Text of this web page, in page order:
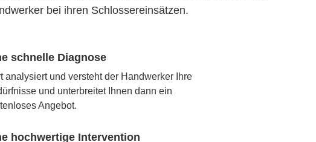
bei ihren Schlossereinsätzen.
schnelle Diagnose
analysiert und versteht der Handwerker Ihre
und unterbreitet Ihnen dann ein
Angebot.
hochwertige Intervention